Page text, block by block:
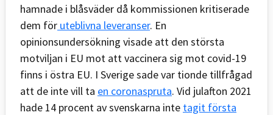
hamnade i blåsväder då kommissionen kritiserade
dem för uteblivna leveranser. En
opinionsundersökning visade att den största
motviljan i EU mot att vaccinera sig mot covid-19
finns i östra EU. I Sverige sade var tionde tillfrågad
att de inte vill ta en coronaspruta.​ Vid julafton 2021
hade 14 procent av svenskarna inte tagit första